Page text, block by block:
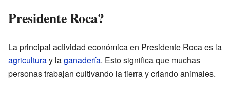
Presidente Roca?
La principal actividad económica en Presidente Roca es la
agriculturay laganadería. Esto significa que muchas
personas trabajan cultivando la tierra y criando animales.